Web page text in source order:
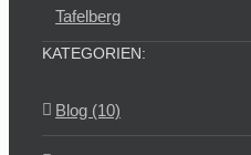
Tafelberg
KATEGORIEN:
Blog (10)